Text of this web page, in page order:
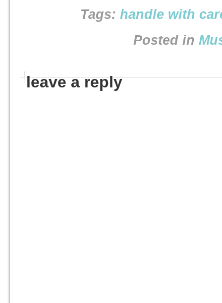
Tags:handle with
Posted in
leave a reply